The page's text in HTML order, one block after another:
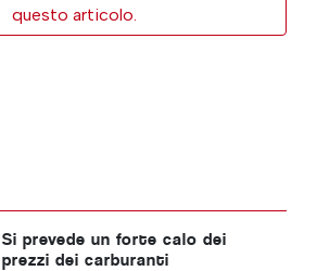
questo articolo.
Si prevede un forte calo dei
prezzi dei carburanti